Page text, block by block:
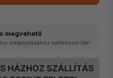
megvehető
megnyitásához kattintson ide!